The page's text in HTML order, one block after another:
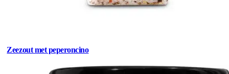
Zeezout met peperoncino